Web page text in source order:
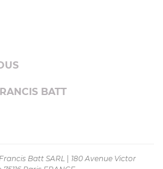
BATT
Francis Batt SARL
180 Avenue Victor